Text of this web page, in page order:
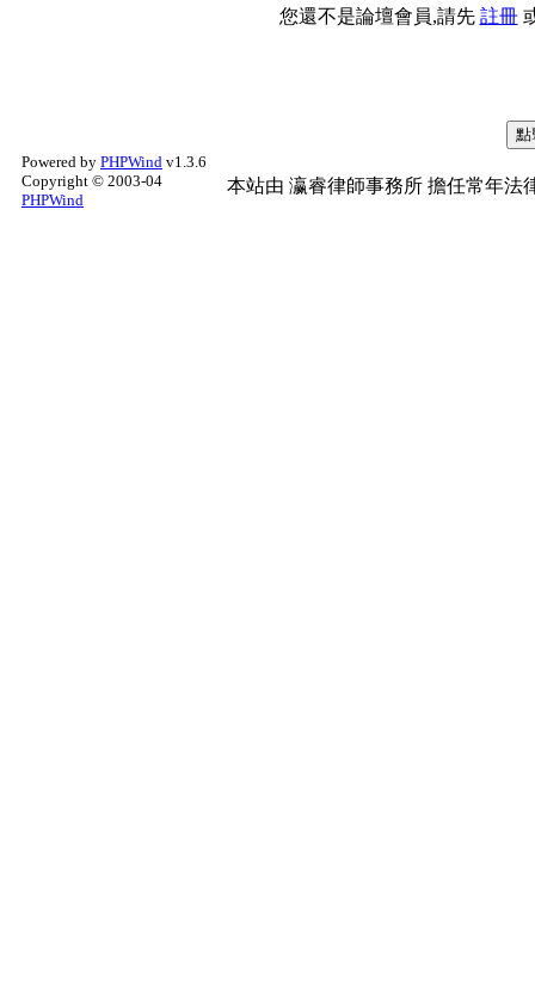
您還不是論壇會員,請先 註冊
Powered by PHPWind v1.3.6
Copyright © 2003-04
PHPWind
本站由 瀛睿律師事務所 擔任常年法